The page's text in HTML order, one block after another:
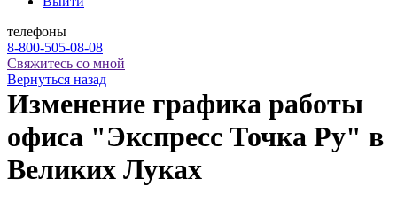
телефоны
8-800-505-08-08
Свяжитесь со мной
Вернуться назад
Изменение графика работы
офиса "Экспресс Точка Ру" в
Великих Луках